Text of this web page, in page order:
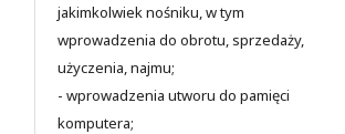
jakimkolwiek nośniku, w tym
wprowadzenia do obrotu, sprzedaży,
użyczenia, najmu;
- wprowadzenia utworu do pamięci
komputera;